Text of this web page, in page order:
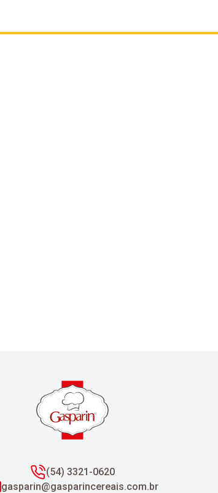
(54) 3321-0620
gasparin@gasparincereais.com.br